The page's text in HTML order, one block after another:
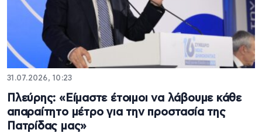
31.07.2026, 10:23
Πλεύρης: «Είμαστε έτοιμοι να λάβουμε κάθε
απαραίτητο μέτρο για την προστασία της
Πατρίδας μας»